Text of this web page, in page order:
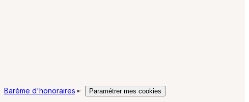
Barème d'honoraires · Paramétrer mes cookies